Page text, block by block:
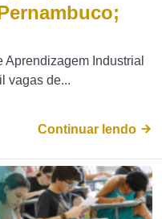
Industrial
vagas de...
Continuar lendo